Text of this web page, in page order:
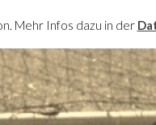
Mehr Infos dazu in der